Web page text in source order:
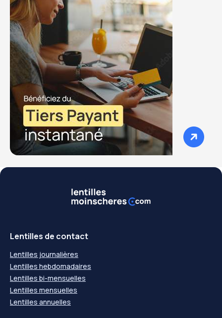
Lentilles de contact
Lentilles journalières
Lentilles hebdomadaires
Lentilles bi-mensuelles
Lentilles mensuelles
Lentilles annuelles